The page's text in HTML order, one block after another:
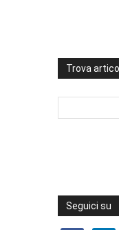
Trova
Seguici su